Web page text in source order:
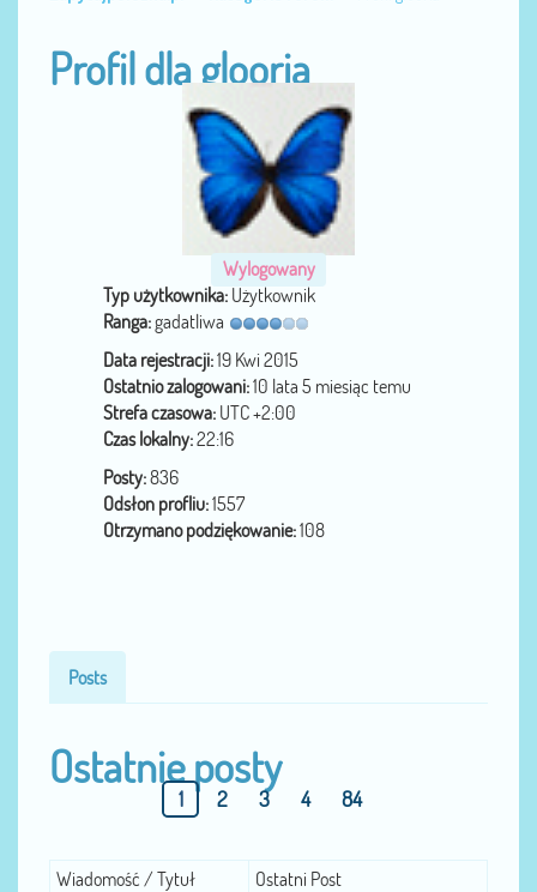
Profil dla glooria
Wylogowany
Typ użytkownika: Użytkownik
Ranga:gadatliwa
Data rejestracji:19 Kwi 2015
Ostatnio zalogowani:10 lata 5 miesiąc temu
Strefa czasowa: UTC +2:00
Czas lokalny:22:16
Posty:836
Odsłon profliu:1557
Otrzymano podziękowanie:108
Posts
Ostatnie posty
1 2 3 4 84
Wiadomość / Tytuł
Ostatni Post